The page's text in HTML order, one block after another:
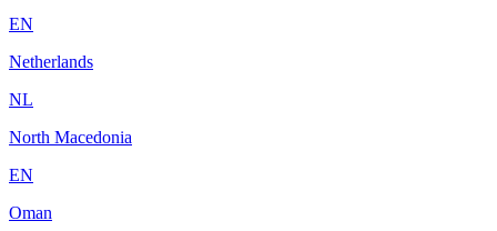
EN
Netherlands
NL
North Macedonia
EN
Oman